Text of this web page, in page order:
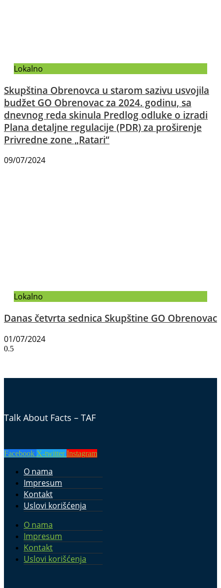
Lokalno
Skupština Obrenovca u starom sazivu usvojila
budžet GO Obrenovac za 2024. godinu, sa
dnevnog reda skinula Predlog odluke o izradi
Plana detaljne regulacije (PDR) za proširenje
Privredne zone „Ratari“
09/07/2024
Lokalno
Danas četvrta sednica Skupštine GO Obrenovac
01/07/2024
Talk About Facts – TAF
Facebook X-twitter Instagram
O nama
Impresum
Kontakt
Uslovi korišćenja
O nama
Impresum
Kontakt
Uslovi korišćenja